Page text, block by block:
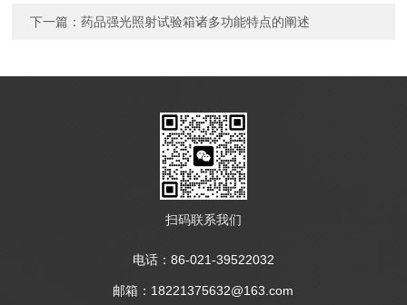
下一篇：药品强光照射试验箱诸多功能特点的阐述
扫码联系我们
电话：86-021-39522032
邮箱：18221375632@163.com